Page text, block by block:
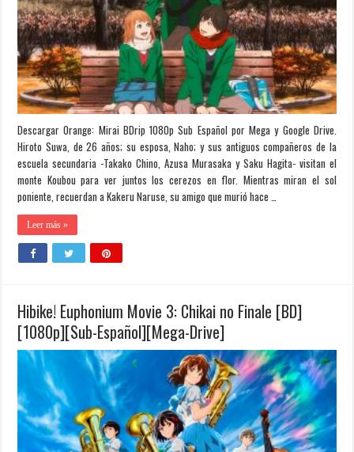
Descargar Orange: Mirai BDrip 1080p Sub Español por Mega y Google Drive.
Hiroto Suwa, de 26 años; su esposa, Naho; y sus antiguos compañeros de la
escuela secundaria -Takako Chino, Azusa Murasaka y Saku Hagita- visitan el
monte Koubou para ver juntos los cerezos en flor. Mientras miran el sol
poniente, recuerdan a Kakeru Naruse, su amigo que murió hace …
Leer más »
Hibike! Euphonium Movie 3: Chikai no Finale [BD]
[1080p][Sub-Español][Mega-Drive]